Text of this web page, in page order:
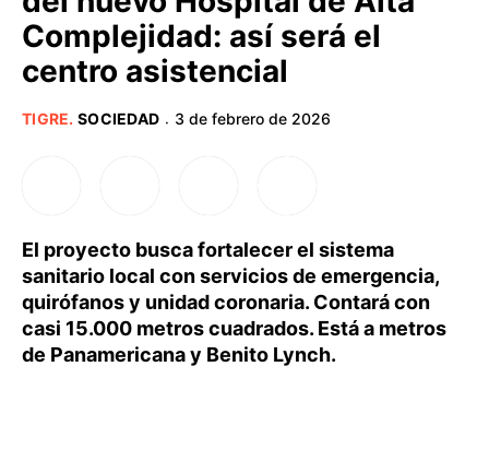
PROVINCIAS
Complejidad: así será el
centro asistencial
TIGRE. SOCIEDAD · 3 de febrero de 2026
El proyecto busca fortalecer el sistema
sanitario local con servicios de emergencia,
quirófanos y unidad coronaria. Contará con
casi 15.000 metros cuadrados. Está a metros
de Panamericana y Benito Lynch.